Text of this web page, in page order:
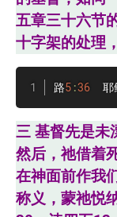
五章三十六节
十字架的处理
路5 :36
耶
三 基督先是未
然后，祂借着
在神面前作我
称义，蒙祂悦